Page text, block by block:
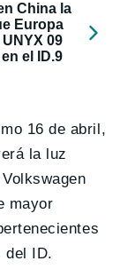
China la
Europa
09
el ID.9
16 de abril,
la luz
mayor
del ID.